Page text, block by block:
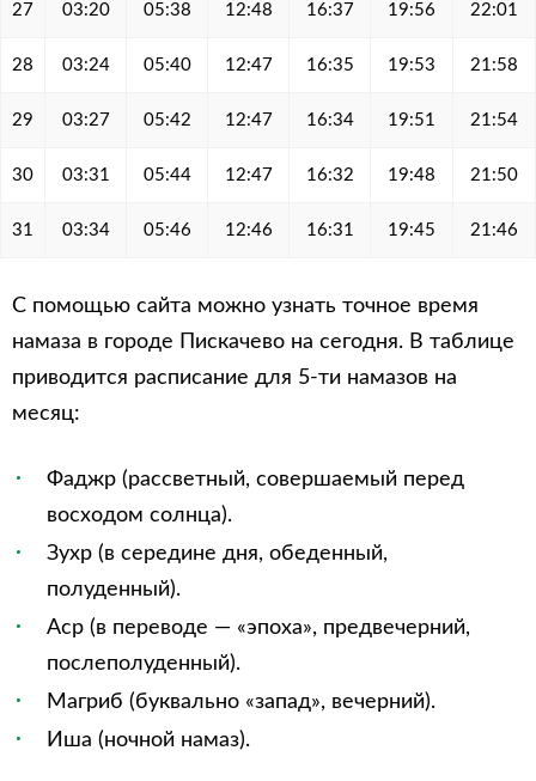
27 03:20 05:38 12:48 16:37 19:56 22:01
28 03:24 05:40 12:47 16:35 19:53 21:58
29 03:27 05:42 12:47 16:34 19:51 21:54
30 03:31 05:44 12:47 16:32 19:48 21:50
31 03:34 05:46 12:46 16:31 19:45 21:46
С помощью сайта можно узнать точное время
намаза в городе Пискачево на сегодня. В таблице
приводится расписание для 5-ти намазов на
месяц:
Фаджр (рассветный, совершаемый перед
восходом солнца).
Зухр (в середине дня, обеденный,
полуденный).
Аср (в переводе — «эпоха», предвечерний,
послеполуденный).
Магриб (буквально «запад», вечерний).
Иша (ночной намаз).